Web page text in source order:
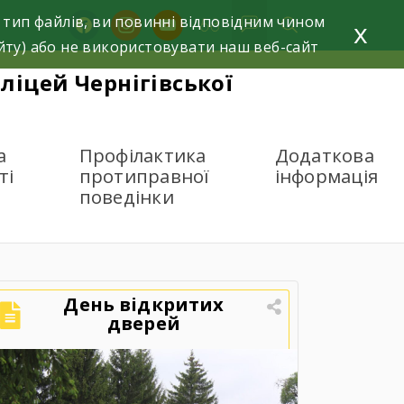
facebookinstagramyoutube
Чернігівської
Профілактика
протиправної
поведінки
Додаткова
інформація
День відкритих
дверей
файлів, ви повинні відповідним чином
або не використовувати наш веб-сайт
x